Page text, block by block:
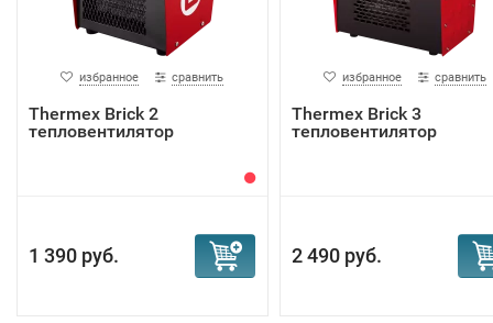
избранное сравнить
Тhermex Brick 2
тепловентилятор
1 390 руб.
избранное сравнить
Тhermex Brick 3
тепловентилятор
2 490 руб.